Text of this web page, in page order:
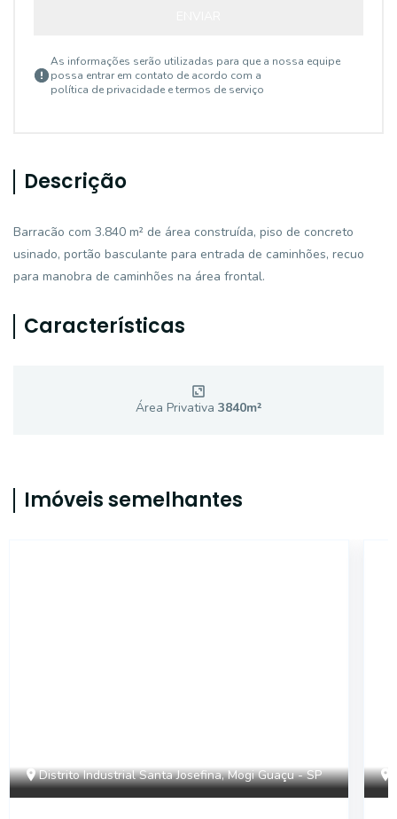
As informações serão utilizadas para que a nossa equipe
possa entrar em contato de acordo com a
política de privacidade e termos de serviço
Descrição
Barracão com 3.840 m² de área construída, piso de concreto
usinado, portão basculante para entrada de caminhões, recuo
para manobra de caminhões na área frontal.
Características
Área Privativa 3840m²
Imóveis semelhantes
Distrito Industrial Santa Josefina, Mogi Guaçu - SP